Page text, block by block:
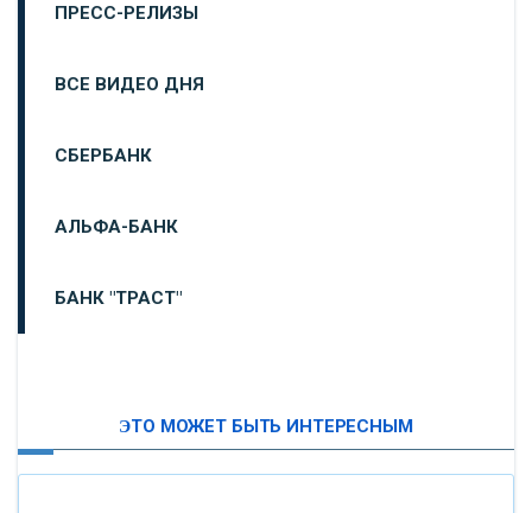
ПРЕСС-РЕЛИЗЫ
ВСЕ ВИДЕО ДНЯ
СБЕРБАНК
АЛЬФА-БАНК
БАНК "ТРАСТ"
ЭТО МОЖЕТ БЫТЬ ИНТЕРЕСНЫМ